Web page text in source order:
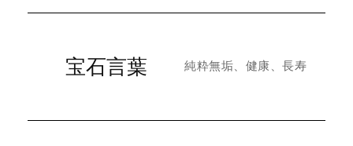
宝石言葉 純粋無垢、健康、長寿